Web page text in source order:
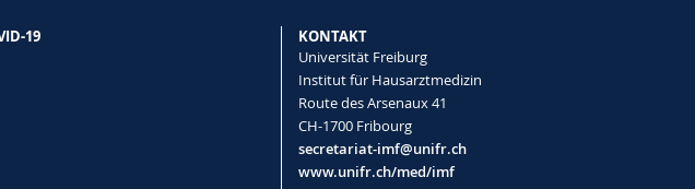
19
KONTAKT
Universität Freiburg
Institut für Hausarztmedizin
Route des Arsenaux 41
CH-1700 Fribourg
secretariat-imf@unifr.ch
www.unifr.ch/med/imf